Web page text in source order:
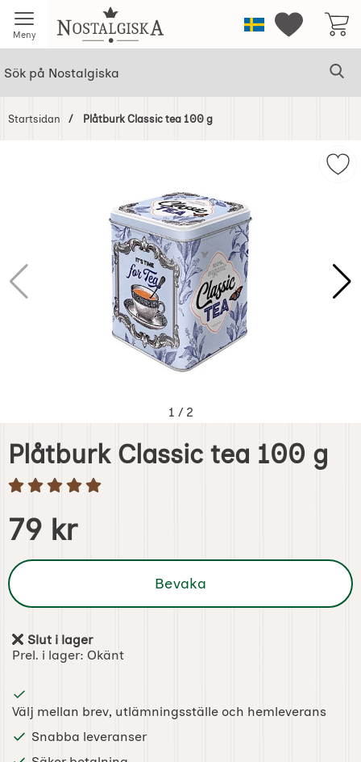
Meny Startsidan för NostalgiskaSverigeMina
Startsidan Plåtburk Classic tea 100 g
1 / 2
Plåtburk Classic tea 100 g
Handla denna produkt Plåtburk Classic tea 100 g
pris
79 kr
Bevaka
Tillgänglighet:
Slut i lager
Prel. i lager: Okänt
Välj mellan brev, utlämningsställe och hemleverans
Snabba leveranser